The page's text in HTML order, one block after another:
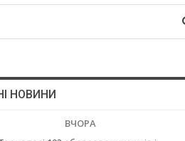
НОВИНИ
ВЧОРА